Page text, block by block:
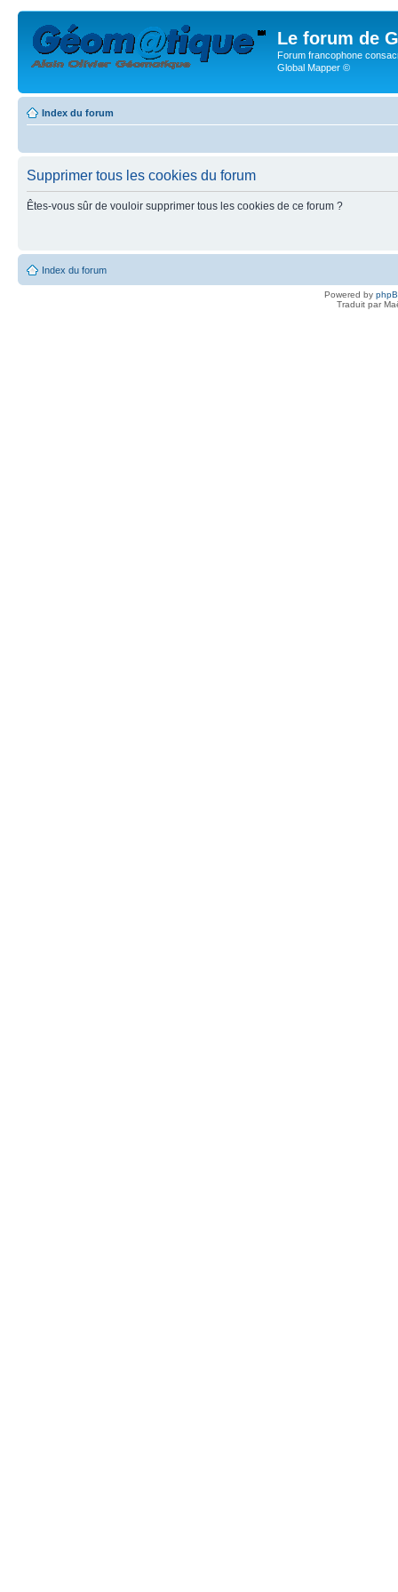
Le forum de
Forum francophone
Global Mapper ©
Index du forum
Supprimer tous les cookies du forum
Êtes-vous sûr de vouloir supprimer tous les cookies de ce forum ?
Index du forum
Powered by
Traduit par